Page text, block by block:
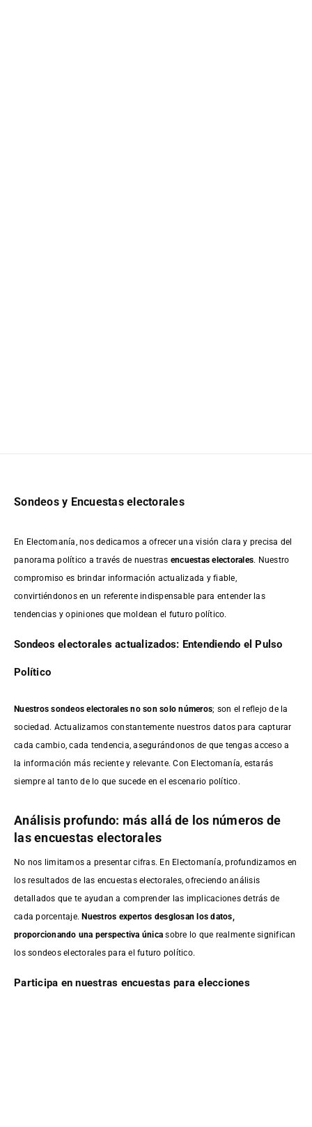
Sondeos y Encuestas electorales
En Electomanía, nos dedicamos a ofrecer una visión clara y precisa del
panorama político a través de nuestras encuestas electorales. Nuestro
compromiso es brindar información actualizada y fiable,
convirtiéndonos en un referente indispensable para entender las
tendencias y opiniones que moldean el futuro político.
Sondeos electorales actualizados: Entendiendo el Pulso
Político
Nuestros sondeos electorales no son solo números; son el reflejo de la
sociedad. Actualizamos constantemente nuestros datos para capturar
cada cambio, cada tendencia, asegurándonos de que tengas acceso a
la información más reciente y relevante. Con Electomanía, estarás
siempre al tanto de lo que sucede en el escenario político.
Análisis profundo: más allá de los números de
las encuestas electorales
No nos limitamos a presentar cifras. En Electomanía, profundizamos en
los resultados de las encuestas electorales, ofreciendo análisis
detallados que te ayudan a comprender las implicaciones detrás de
cada porcentaje.Nuestros expertos desglosan los datos,
proporcionando una perspectiva única sobre lo que realmente significan
los sondeos electorales para el futuro político.
Participa en nuestras encuestas para elecciones